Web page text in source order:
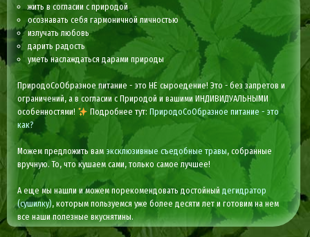
жить в согласии с природой
осознавать себя гармоничной личностью
излучать любовь
дарить радость
уметь наслаждаться дарами природы
ПриродоСоОбразное питание - это НЕ сыроедение! Это - без запретов и
ограничений, а в согласии с Природой и вашими ИНДИВИДУАЛЬНЫМИ
особенностями!
Подробнее тут: ПриродоСоОбразное питание - это
как?
Можем предложить вам эксклюзивные съедобные травы, собранные
вручную. То, что кушаем сами, только самое лучшее!
А еще мы нашли и можем порекомендовать достойныйдегидратор
(сушилку), которым пользуемся уже более десяти лет и готовим на нем
все наши полезные вкуснятины.